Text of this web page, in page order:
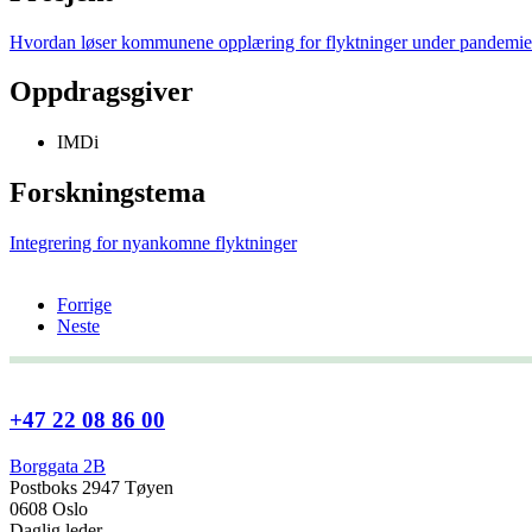
Hvordan løser kommunene opplæring for flyktninger under
Oppdragsgiver
IMDi
Forskningstema
Integrering for nyankomne flyktninger
Forrige
Neste
+47 22 08 86 00
Borggata 2B
Postboks 2947 Tøyen
0608 Oslo